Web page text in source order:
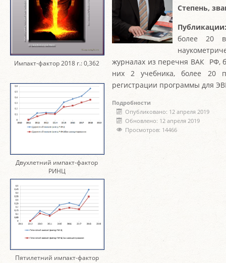
Импакт-фактор 2018 г.: 0,362
Двухлетний импакт-фактор
РИНЦ
Пятилетний импакт-фактор
Степень,
более 20 в
журналах из перечня ВАК РФ,
них 2 учебника, более 20
регистрации программы для
Подробности
Опубликовано: 12 апреля 2019
Обновлено: 12 апреля 2019
Просмотров: 14466